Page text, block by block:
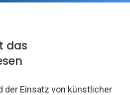
das
der Einsatz von künstlicher